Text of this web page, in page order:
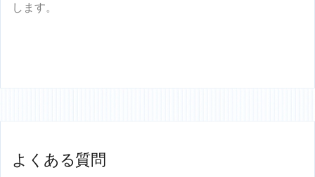
します。
よくある質問